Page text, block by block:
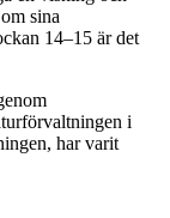
sina
14–15 är det
i
har varit